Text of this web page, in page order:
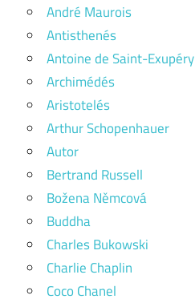
André Maurois
Antisthenés
Antoine de Saint-Exupéry
Archimédés
Aristotelés
Arthur Schopenhauer
Autor
Bertrand Russell
Božena Němcová
Buddha
Charles Bukowski
Charlie Chaplin
Coco Chanel